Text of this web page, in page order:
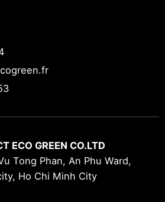
ECO GREEN CO.LTD
Tong Phan, An Phu Ward,
Ho Chi Minh City